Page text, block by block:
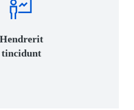
Hendrerit
tincidunt
sapien et hendrerit
urna interdum nunc, quis
View Details